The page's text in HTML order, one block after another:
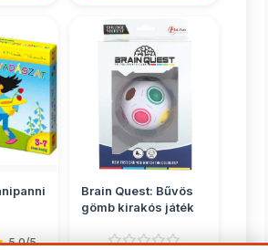
5.0/5
Brain Quest: Bűvös
gömb kirakós játék